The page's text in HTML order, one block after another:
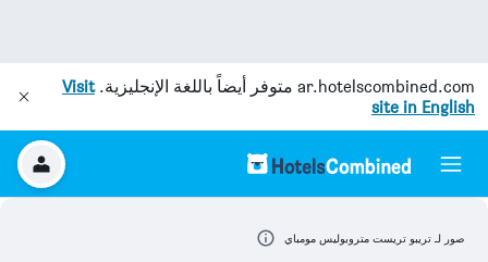
ar.hotelscombined.com متوفر أيضاً باللغة الإنجليزية.Visit
site in English
صور لـ تريبو تريست متروبوليس مومباي